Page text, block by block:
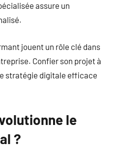
assure un
jouent un rôle clé dans
Confier son projet à
stratégie digitale efficace
le
?